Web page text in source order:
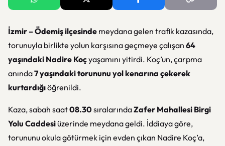
İzmir – Ödemiş ilçesinde meydana gelen trafik kazasında,
torunuyla birlikte yolun karşısına geçmeye çalışan 64
yaşındaki Nadire Koçyaşamını yitirdi. Koç’un, çarpma
anında7 yaşındaki torununu yol kenarına çekerek
kurtardığıöğrenildi.
Kaza, sabah saat08.30sıralarındaZafer Mahallesi Birgi
Yolu Caddesiüzerinde meydana geldi. İddiaya göre,
torununu okula götürmek için evden çıkan Nadire Koç’a,